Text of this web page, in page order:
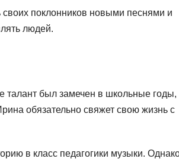
поклонников новыми песнями и
людей.
талант был замечен в школьные годы,
обязательно свяжет свою жизнь с
в класс педагогики музыки.